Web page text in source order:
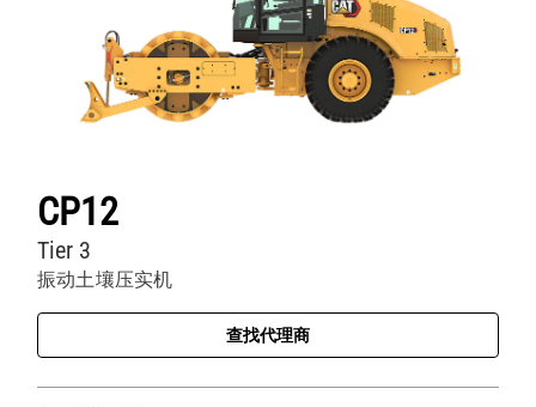
CP12
振动土壤压实机
Tier 3
查找代理商